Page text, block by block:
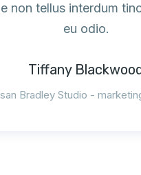
non tellus interdum
eu odio.
Tiffany
Bradley Studio -